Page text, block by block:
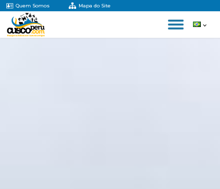
Quem Somos Mapa do Site